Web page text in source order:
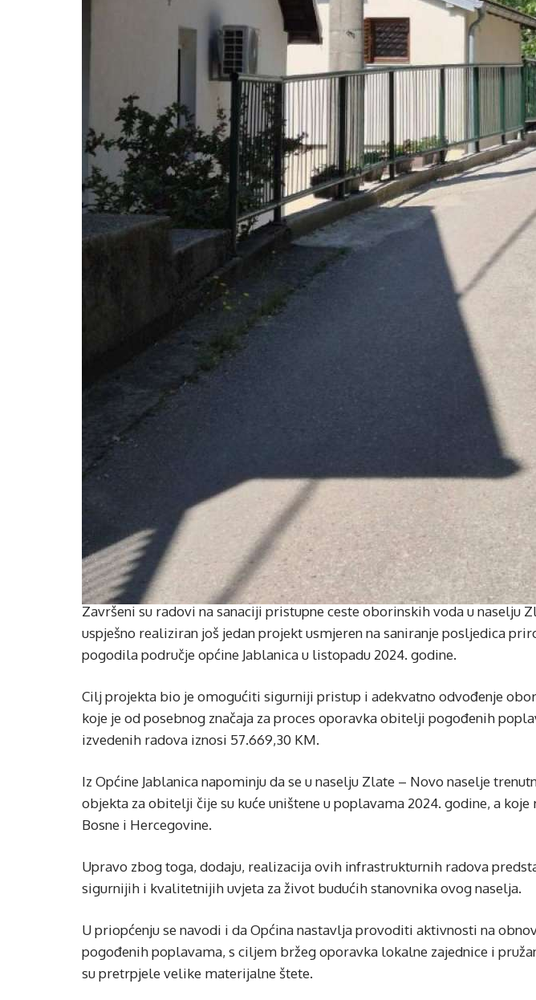
Završeni su radovi na sanaciji pristupne ceste oborinskih voda u naselju
uspješno realiziran još jedan projekt usmjeren na saniranje posljedica
pogodila područje općine Jablanica u listopadu 2024. godine.
Cilj projekta bio je omogućiti sigurniji pristup i adekvatno odvođenje
koje je od posebnog značaja za proces oporavka obitelji pogođenih
izvedenih radova iznosi 57.669,30 KM.
Iz Općine Jablanica napominju da se u naselju Zlate – Novo naselje
objekta za obitelji čije su kuće uništene u poplavama 2024. godine, a
Bosne i Hercegovine.
Upravo zbog toga, dodaju, realizacija ovih infrastrukturnih radova
sigurnijih i kvalitetnijih uvjeta za život budućih stanovnika ovog naselja.
U priopćenju se navodi i da Općina nastavlja provoditi aktivnosti na
pogođenih poplavama, s ciljem bržeg oporavka lokalne zajednice i
su pretrpjele velike materijalne štete.